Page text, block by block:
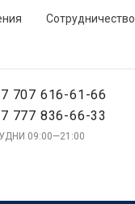
Сотрудничество
707 616-61-66
777 836-66-33
09:00—21:00